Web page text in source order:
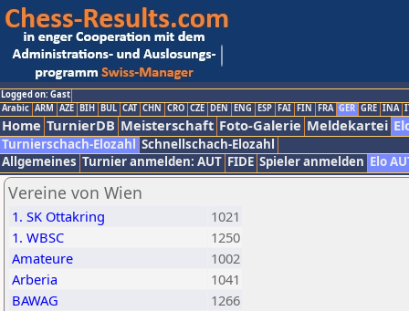
Logged on: Gast
Arabic ARM AZE BIH BUL CAT CHN CRO CZE DEN ENG ESP FAI FIN FRA GER GRE INA
Home TurnierDB Meisterschaft Foto-Galerie Meldekartei
Turnierschach-Elozahl Schnellschach-Elozahl
Allgemeines Turnier anmelden: AUT FIDE Spieler anmelden Elo
Vereine von Wien
1. SK Ottakring
1021
1. WBSC
1250
Amateure
1002
Arberia
1041
BAWAG
1266